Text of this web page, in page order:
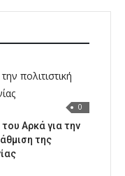
0
Αρκά για την
της